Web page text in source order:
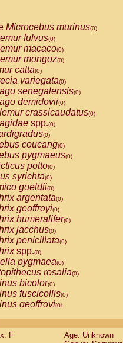
Microcebus murinus(0)
fulvus(0)
macaco(0)
mongoz(0)
catta(0)
variegata(0)
senegalensis(0)
demidovii(0)
crassicaudatus(0)
spp.(0)
(0)
coucang(0)
pygmaeus(0)
potto(0)
syrichta(0)
goeldii(0)
argentata(0)
geoffroyi(0)
humeralifer(0)
jacchus(0)
penicillata(0)
spp.(0)
pygmaea(0)
rosalia(0)
bicolor(0)
fuscicollis(0)
geoffroyi(0)
labiatus(0)
leucopus (0)
F
Age: Unknown